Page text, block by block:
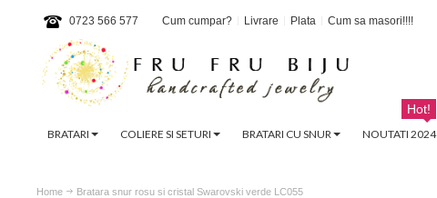
0723 566 577 Cum cumpar? Livrare Plata Cum sa masori!!!!
BRATARI COLIERE SI SETURI BRATARI CU SNUR NOUTATI 2024
Hot!
Home Bratara snur rosu si cristal Swarovski verde LC055